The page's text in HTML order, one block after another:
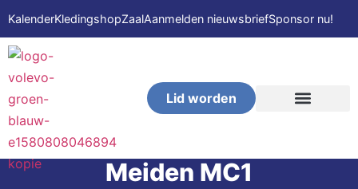
KalenderKledingshopZaalAanmelden nieuwsbriefSponsor nu!
Lid worden
Meiden MC1